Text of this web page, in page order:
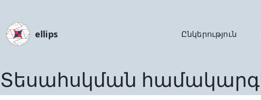
ellips Ընկերություն
Տեսահսկման